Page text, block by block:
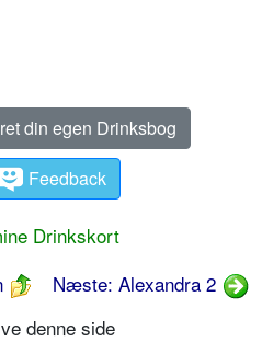
din egen Drinksbog
Feedback
Drinkskort
Næste: Alexandra 2
denne side